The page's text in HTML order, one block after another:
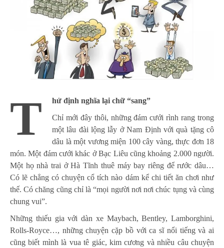
T
hử định nghĩa lại chữ “sang”
Chỉ mới đây thôi, những đám cưới rình rang trong
một lâu đài lộng lẫy ở Nam Định với quà tặng cô
dâu là một vương miện 100 cây vàng, thực đơn 18
món. Một đám cưới khác ở Bạc Liêu cũng khoảng 2.000 người.
Một họ nhà trai ở Hà Tĩnh thuê máy bay riêng để rước dâu…
Có lẽ chẳng có chuyện cổ tích nào dám kể chi tiết ăn chơi như
thế. Có chăng cũng chỉ là “mọi người nơi nơi chúc tụng và cùng
chung vui”.
Những thiếu gia với dàn xe Maybach, Bentley, Lamborghini,
Rolls-Royce…, những chuyện cặp bồ với ca sĩ nổi tiếng và ai
cũng biết mình là vua tê giác, kim cương và nhiều câu chuyện